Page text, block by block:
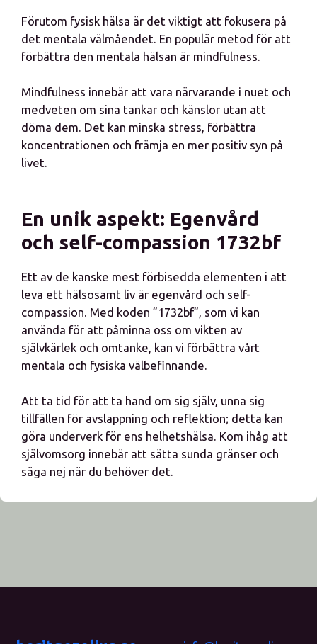
Förutom fysisk hälsa är det viktigt att fokusera på
det mentala välmåendet. En populär metod för att
förbättra den mentala hälsan är mindfulness.
Mindfulness innebär att vara närvarande i nuet och
medveten om sina tankar och känslor utan att
döma dem. Det kan minska stress, förbättra
koncentrationen och främja en mer positiv syn på
livet.
En unik aspekt: Egenvård
och self-compassion 1732bf
Ett av de kanske mest förbisedda elementen i att
leva ett hälsosamt liv är egenvård och self-
compassion. Med koden ”1732bf”, som vi kan
använda för att påminna oss om vikten av
självkärlek och omtanke, kan vi förbättra vårt
mentala och fysiska välbefinnande.
Att ta tid för att ta hand om sig själv, unna sig
tillfällen för avslappning och reflektion; detta kan
göra underverk för ens helhetshälsa. Kom ihåg att
självomsorg innebär att sätta sunda gränser och
säga nej när du behöver det.